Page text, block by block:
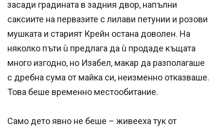
засади градината в задния двор, напълни
саксиите на первазите с лилави петунии и розови
мушката и старият Крейн остана доволен. На
няколко пъти ù предлага да ù продаде къщата
много изгодно, но Изабел, макар да разполагаше
с дребна сума от майка си, неизменно отказваше.
Това беше временно местообитание.
Само дето явно не беше – живееха тук от